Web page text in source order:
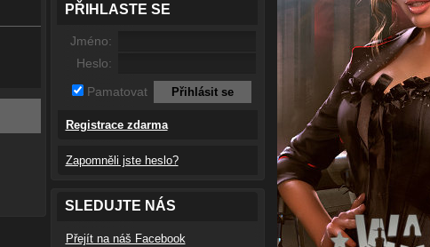
PŘIHLASTE SE
Jméno:
Heslo:
Pamatovat
Registrace zdarma
Zapomněli jste heslo?
SLEDUJTE NÁS
Přejít na náš Facebook